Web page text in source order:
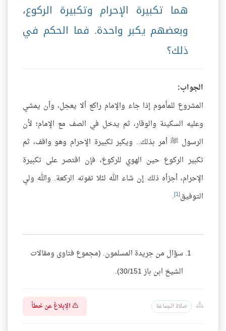
هما تكبيرة الإحرام وتكبيرة الركوع،
وبعضهم يكبر واحدة. فما الحكم في
ذلك؟
الجواب:
المشروع للمأموم إذا جاء والإمام راكع ألا يعجل، وأن يمشي
وعليه السكينة والوقار، ثم يدخل في الصف مع الإمام؛ لأن
الرسول ﷺ أمر بذلك.. ويكبر تكبيرة الإحرام وهو واقف، ثم
تكبير الركوع حين الهوي للركوع، فإن اقتصر على تكبيرة
الإحرام، أجزأه ذلك إن شاء الله لئلا تفوته الركعة. والله ولي
التوفيق[1]
.
سؤال من جريدة المسلمون. (مجموع فتاوى ومقالات
الشيخ ابن باز 30/151).
صلاة الجماعة الإبلاغ عن خطأ